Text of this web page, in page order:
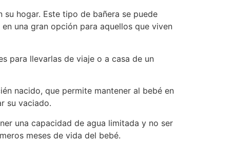
hogar. Este tipo de bañera se puede
una gran opción para aquellos que viven
para llevarlas de viaje o a casa de un
nacido, que permite mantener al bebé en
su vaciado.
una capacidad de agua limitada y no ser
meses de vida del bebé.